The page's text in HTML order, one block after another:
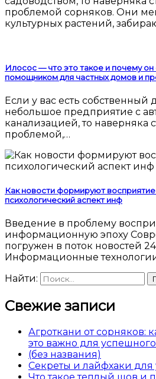
проблемой сорняков. Они
культурных растений,
Илосос — что это такое и почему
помощником для частных домов и
Если у вас есть собственный дом, дача или даже
небольшое предприятие с
канализацией, то наверняка
проблемой,…
Как новости формируют
психологический аспект инф
Введение в проблему восприятия новостей в
информационную эпоху
погружен в поток новостей 24
Информационные
Найти:
Свежие записи
Агроткани от сорняков:
это важно для
(без названия)
Секреты и лайфхаки
Что такое теплый шов и